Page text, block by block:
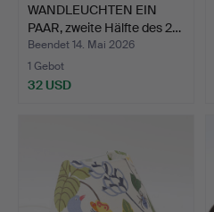
WANDLEUCHTEN EIN
PAAR, zweite Hälfte des 2…
Beendet 14. Mai 2026
1 Gebot
32 USD